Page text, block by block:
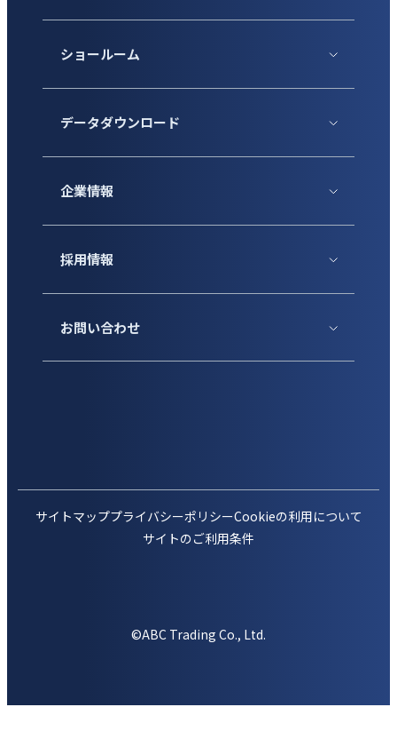
ショールーム
データダウンロード
企業情報
採用情報
お問い合わせ
サイトマッププライバシーポリシーCookieの利用について
サイトのご利用条件
©ABC Trading Co., Ltd.